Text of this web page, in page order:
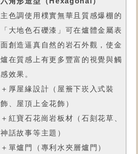
主色調使用樸實無華且質感爆棚的
「大地色石礫漆」可在爐體金屬表
面創造逼真自然的岩石外觀，使金
爐在質感上有更多豐富的視覺與觸
感效果。
＋厚屋緣設計（屋簷下崁入式裝
飾、屋頂上金花飾）
＋紅寶石花崗岩板材（石刻花草、
神話故事等主題）
＋單爐門（專利水夾層爐門）